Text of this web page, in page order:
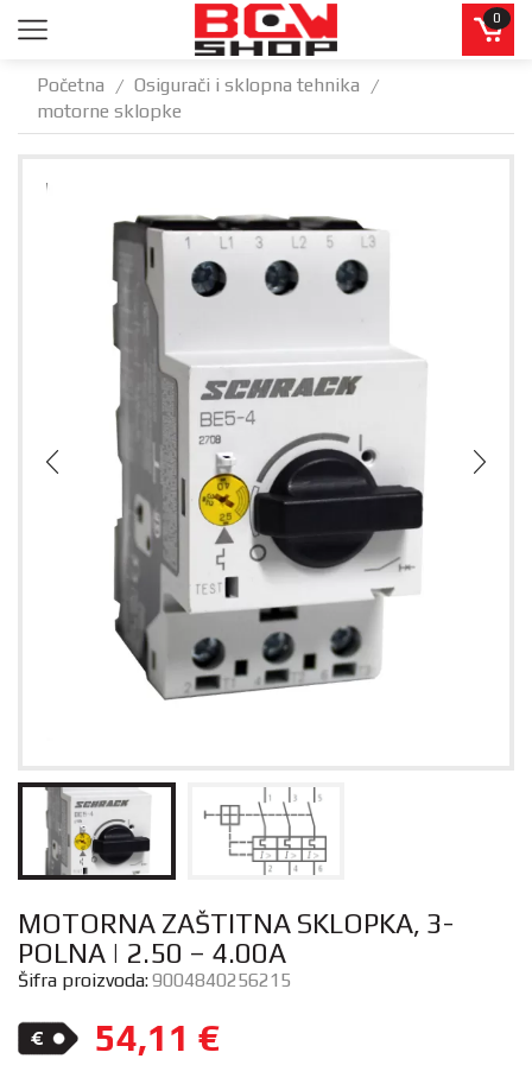
0
Početna / Osigurači i sklopna tehnika /
motorne sklopke
MOTORNA ZAŠTITNA SKLOPKA, 3-
POLNA | 2.50 – 4.00A
Šifra proizvoda:9004840256215
54,11 €